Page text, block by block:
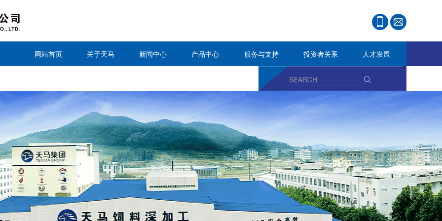
网站首页 关于天马 新闻中心 产品中心 服务与支持 投资者关系 人才发展